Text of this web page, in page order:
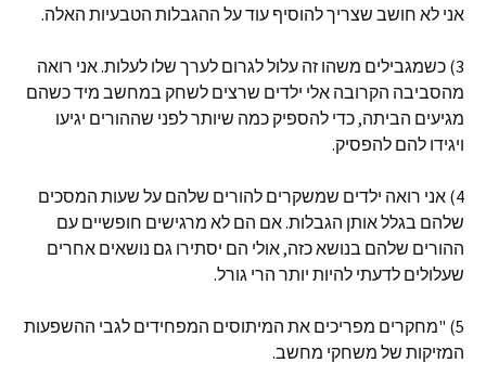
אני לא חושב שצריך להוסיף עוד על ההגבלות הטבעיות האלה.
3) כשמגבילים משהו זה עלול לגרום לערך שלו לעלות. אני רואה
מהסביבה הקרובה אלי ילדים שרצים לשחק במחשב מיד כשהם
מגיעים הביתה, כדי להספיק כמה שיותר לפני שההורים יגיעו
ויגידו להם להפסיק.
4) אני רואה ילדים שמשקרים להורים שלהם על שעות המסכים
שלהם בגלל אותן הגבלות. אם הם לא מרגישים חופשיים עם
ההורים שלהם בנושא כזה, אולי הם יסתירו גם נושאים אחרים
שעלולים לדעתי להיות יותר הרי גורל.
5) "מחקרים מפריכים את המיתוסים המפחידים לגבי ההשפעות
המזיקות של משחקי מחשב.